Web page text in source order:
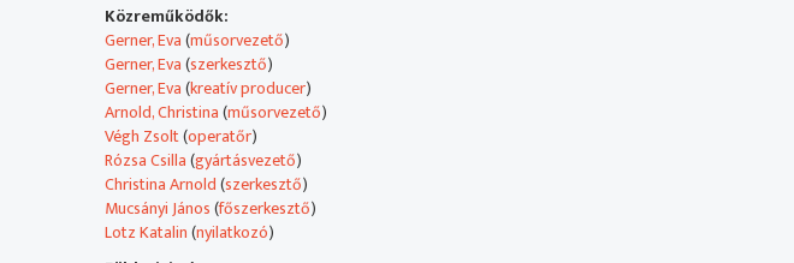
– Német nyelvjárási szótárt jelentettek meg a móriak. A nyelvjáráskutató csapat
– Részletek a : A diáklány és Monsieur Henri című darabból (2 perc)
– résztvevők:
Christian Bormann – Schauspieler
Claudia Nowotny – Regiesseurin
Katalin Lotz – Intendantin, DBU
Alajos Schwartz
Teréz Wundele-Hartmann
Maria Ivanics-Szing
Közreműködők:
Gerner, Eva(műsorvezető)
Gerner, Eva(szerkesztő)
Gerner, Eva(kreatív producer)
Arnold, Christina(műsorvezető)
Végh Zsolt(operatőr)
Rózsa Csilla(gyártásvezető)
Christina Arnold(szerkesztő)
Mucsányi János(főszerkesztő)
Lotz Katalin(nyilatkozó)